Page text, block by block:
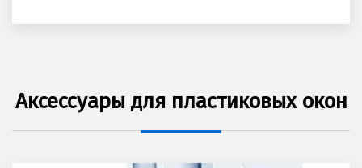
Аксессуары для пластиковых окон